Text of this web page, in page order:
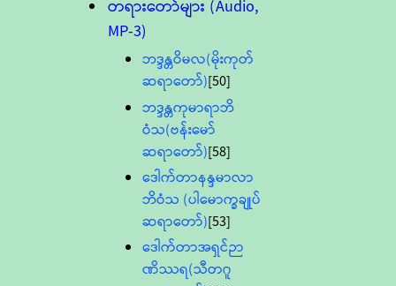
တရားတော်များ (Audio,
MP-3)
ဘဒ္ဒန္တဝိမလ(မိုးကုတ်
ဆရာတော်)[50]
ဘဒ္ဒန္တကုမာရာဘိ
ဝံသ(ဗန်းမော်
ဆရာတော်)[58]
ဒေါက်တာနန္ဒမာလာ
ဘိဝံသ (ပါမောက္ခချုပ်
ဆရာတော်)[53]
ဒေါက်တာအရှင်ဉာ
ဏိဿရ(သီတဂူ